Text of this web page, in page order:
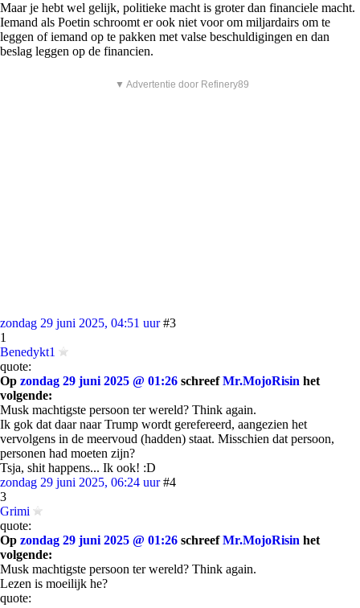
Maar je hebt wel gelijk, politieke macht is groter dan financiele macht.
Iemand als Poetin schroomt er ook niet voor om miljardairs om te
leggen of iemand op te pakken met valse beschuldigingen en dan
beslag leggen op de financien.
▼ Advertentie door Refinery89
zondag 29 juni 2025, 04:51 uur #3
1
Benedykt1
quote:
Op zondag 29 juni 2025 @ 01:26 schreefMr.MojoRisin het
volgende:
Musk machtigste persoon ter wereld? Think again.
Ik gok dat daar naar Trump wordt gerefereerd, aangezien het
vervolgens in de meervoud (hadden) staat. Misschien dat persoon,
personen had moeten zijn?
Tsja, shit happens... Ik ook! :D
zondag 29 juni 2025, 06:24 uur #4
3
Grimi
quote:
Op zondag 29 juni 2025 @ 01:26 schreefMr.MojoRisin het
volgende:
Musk machtigste persoon ter wereld? Think again.
Lezen is moeilijk he?
quote: